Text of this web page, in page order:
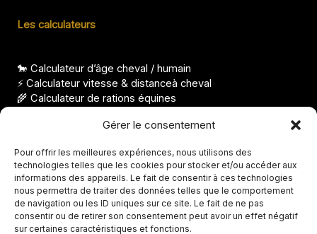
Gérer le consentement
Pour offrir les meilleures expériences, nous utilisons des
technologies telles que les cookies pour stocker et/ou accéder aux
informations des appareils. Le fait de consentir à ces technologies
nous permettra de traiter des données telles que le comportement
de navigation ou les ID uniques sur ce site. Le fait de ne pas
consentir ou de retirer son consentement peut avoir un effet négatif
sur certaines caractéristiques et fonctions.
Les calculateurs
🐎 Calculateur d’âge cheval / humain
⚡ Calculateur vitesse & distanceà cheval
🌾 Calculateur de rations équines
Nom de cheval femelle, idées élégantes et originales
Races de chevaux indiens, origines et particularités
FS taille, à quoi correspond cette mesure ?
Température de la jument avant le poulinage, seuils clés
Avis Abrichevaux, que vaut cette solution ?